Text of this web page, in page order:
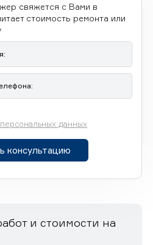
свяжется с Вами в
стоимость ремонта или
данных
консультацию
и стоимости на